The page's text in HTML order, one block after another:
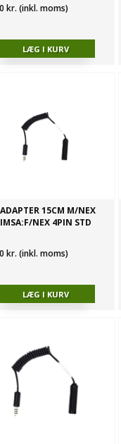
kr. (inkl. moms)
15CM M/NEX
NEX 4PIN STD
kr. (inkl. moms)